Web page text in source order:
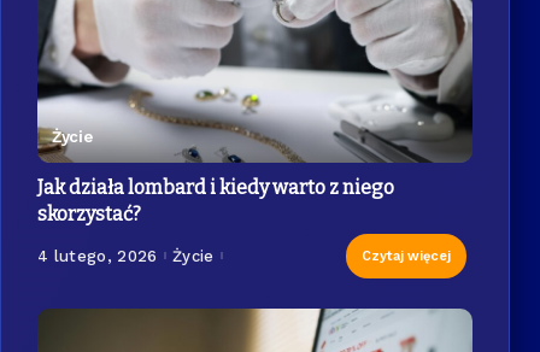
Życie
Jak działa lombard i kiedy warto z niego
skorzystać?
4 lutego, 2026 Życie Czytaj więcej